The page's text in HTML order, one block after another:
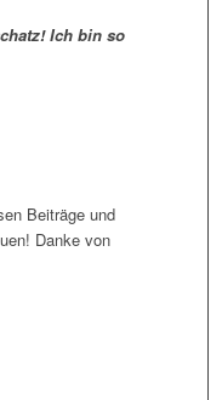
Ich bin so
Beiträge und
Danke von